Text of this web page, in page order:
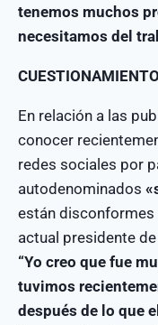
tenemos muchos
necesitamos del
En relación a las
conocer
redes sociales por
autodenominados
están disconformes
actual presidente
“Yo creo que fue
tuvimos
después de lo que